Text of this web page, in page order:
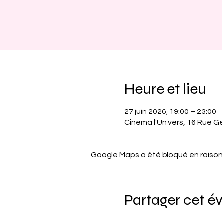
Heure et lieu
27 juin 2026, 19:00 – 23:00
Cinéma l'Univers, 16 Rue
Google Maps a été bloqué en
Partager cet